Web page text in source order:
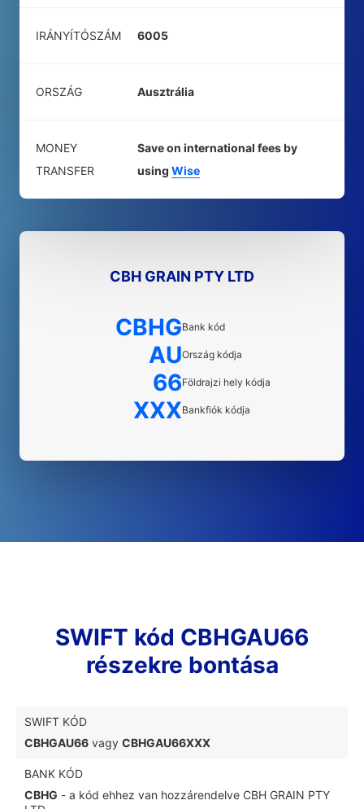
IRÁNYÍTÓSZÁM 6005
ORSZÁG Ausztrália
MONEY
TRANSFER
Save on international fees by
using Wise
CBH GRAIN PTY LTD
CBHGBank kód
AUOrszág kódja
66Földrajzi hely kódja
XXXBankfiók kódja
SWIFT kód CBHGAU66
részekre bontása
SWIFT KÓD
CBHGAU66 vagy CBHGAU66XXX
BANK KÓD
CBHG - a kód ehhez van hozzárendelve CBH GRAIN PTY